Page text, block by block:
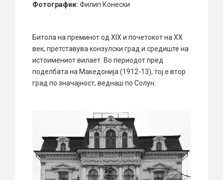
Фотографии: Филип Конески
Битола на преминот од XIX и почетокот на XX
век, претставува конзулски град и средиште на
истоимениот вилает. Во периодот пред
поделбата на Македонија (1912-13), тој е втор
град по значајност, веднаш по Солун.